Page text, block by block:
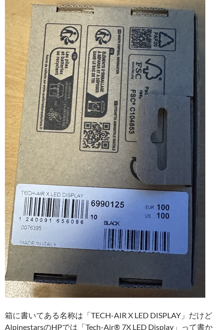
箱に書いてある名称は「TECH-AIR X LED DISPLAY」だけど
AlpinestarsのHPでは「Tech-Air® 7X LED Display」って書か